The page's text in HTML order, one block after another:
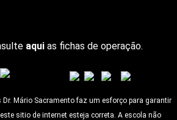
aqui as fichas de operação.
Dr. Mário Sacramento faz um esforço para garantir
sitio de internet esteja correta. A escola não